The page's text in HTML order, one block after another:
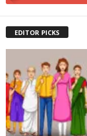
EDITOR PICKS